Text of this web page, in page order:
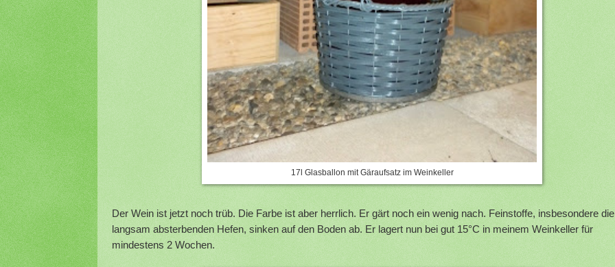
17l Glasballon mit Gäraufsatz im Weinkeller
Der Wein ist jetzt noch trüb. Die Farbe ist aber herrlich. Er gärt noch ein wenig nach. Feinstoffe, insbesondere die
langsam absterbenden Hefen, sinken auf den Boden ab. Er lagert nun bei gut 15°C in meinem Weinkeller für
mindestens 2 Wochen.